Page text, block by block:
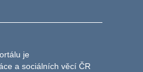
je
a sociálních věcí ČR